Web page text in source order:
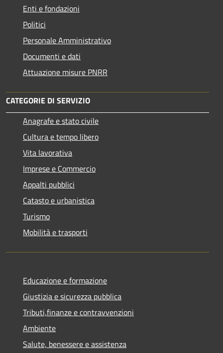
Enti e fondazioni
Politici
Personale Amministrativo
Documenti e dati
Attuazione misure PNRR
CATEGORIE DI SERVIZIO
Anagrafe e stato civile
Cultura e tempo libero
Vita lavorativa
Imprese e Commercio
Appalti pubblici
Catasto e urbanistica
Turismo
Mobilità e trasporti
Educazione e formazione
Giustizia e sicurezza pubblica
Tributi,finanze e contravvenzioni
Ambiente
Salute, benessere e assistenza